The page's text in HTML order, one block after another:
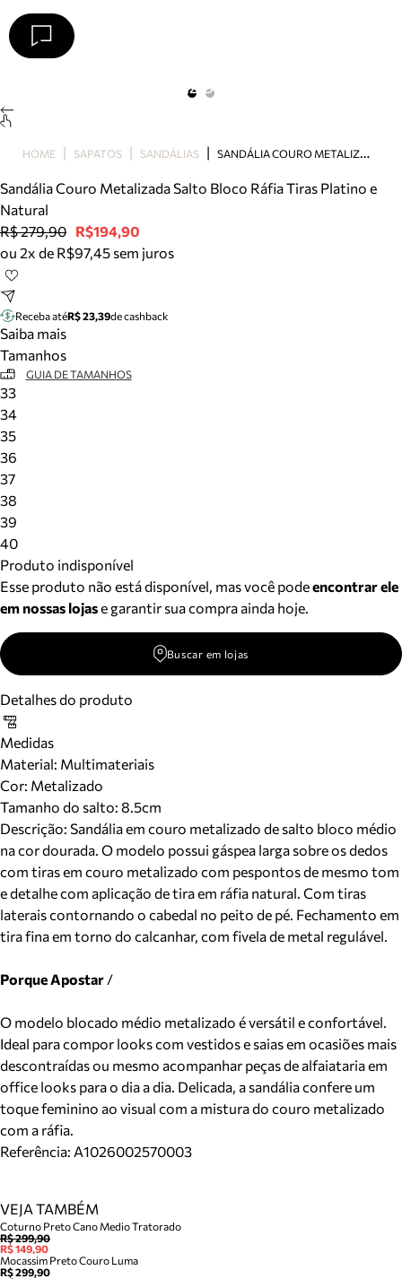
Papete
Scarpin
Mocassim
Bolsa
Sapatilha
Mule
Rasteira
Precisa de ajuda?
Tire dúvidas sobre pedidos, devoluções e mais.
Arezzo
HOME SAPATOS SANDÁLIAS S
ANDÁLIA COURO METALIZADA SALTO BLOCO RÁFIA TIRAS PLATINO E NATURAL
Sandália Couro Metalizada Salto Bloco Ráfia Tiras Platino e
Natural
R$ 279,90 R$194,90
ou 2x de R$97,45 sem juros
Receba atéR$ 23,39de cashback
Saiba mais
Tamanhos
GUIA DE TAMANHOS
33
34
35
36
37
38
39
40
Produto indisponível
Esse produto não está disponível, mas você podeencontrar ele
em nossas lojase garantir sua compra ainda hoje.
Buscar em lojas
Detalhes do produto
Medidas
Material: Multimateriais
Cor: Metalizado
Tamanho do salto: 8.5cm
Descrição: Sandália em couro metalizado de salto bloco médio
na cor dourada. O modelo possui gáspea larga sobre os dedos
com tiras em couro metalizado com pespontos de mesmo tom
e detalhe com aplicação de tira em ráfia natural. Com tiras
laterais contornando o cabedal no peito de pé. Fechamento em
tira fina em torno do calcanhar, com fivela de metal regulável.
Porque Apostar /
O modelo blocado médio metalizado é versátil e confortável.
Ideal para compor looks com vestidos e saias em ocasiões mais
descontraídas ou mesmo acompanhar peças de alfaiataria em
office looks para o dia a dia. Delicada, a sandália confere um
toque feminino ao visual com a mistura do couro metalizado
com a ráfia.
Referência: A1026002570003
VEJA TAMBÉM
Coturno Preto Cano Medio Tratorado
R$ 299,90
R$ 149,90
Mocassim Preto Couro Luma
R$ 299,90